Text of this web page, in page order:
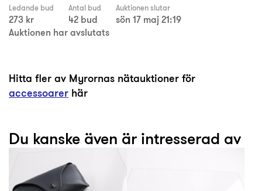
Ledande bud
273 kr
Antal bud
42 bud
Auktionen slutar
sön 17 maj 21:19
Auktionen har avslutats
Hitta fler av Myrornas nätauktioner för
accessoarer här
Du kanske även är intresserad av